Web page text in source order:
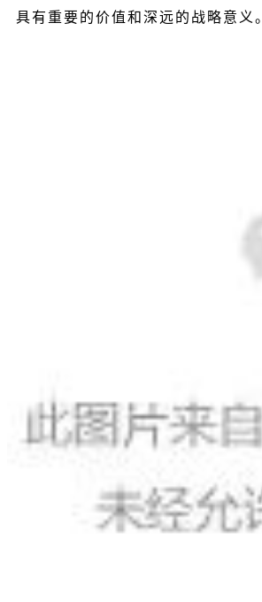
具有重要的价值和深远的战略意义。